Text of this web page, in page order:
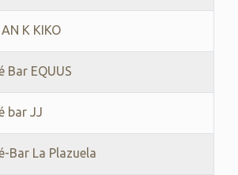
K KIKO
Bar EQUUS
bar JJ
Bar La Plazuela